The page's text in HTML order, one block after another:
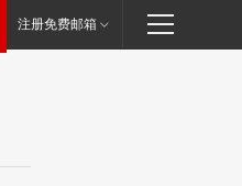
注册免费邮箱